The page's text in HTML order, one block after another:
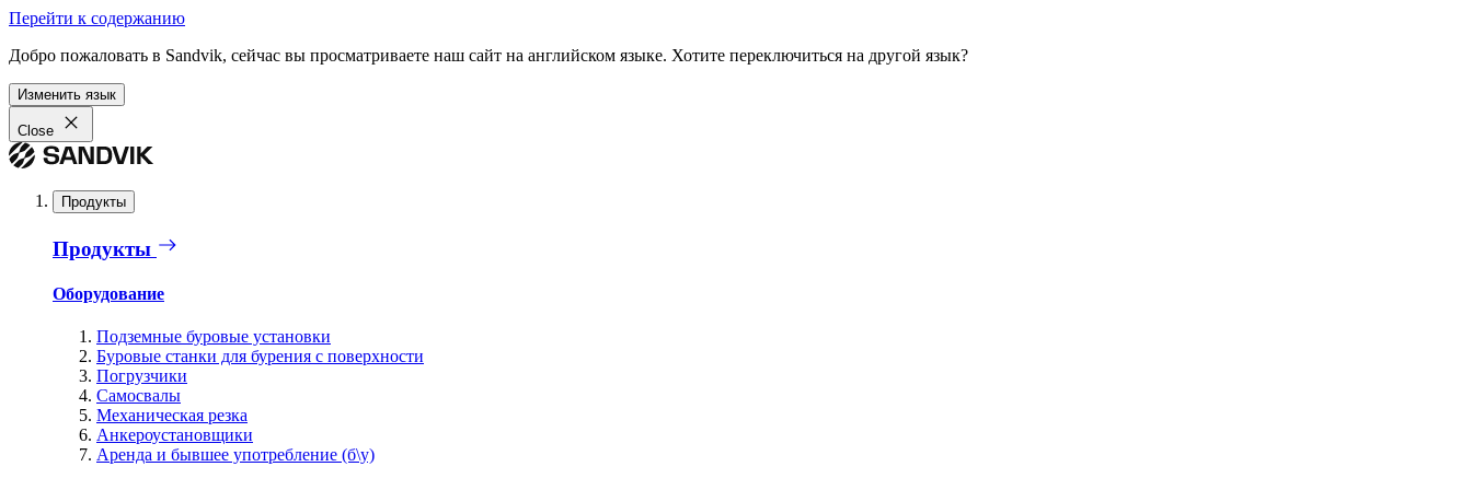
Перейти к содержанию
Добро пожаловать в Sandvik, сейчас вы просматриваете наш сайт на английском языке. Хотите переключиться на другой язык?
Изменить язык
Close
Продукты
Продукты
Оборудование
Подземные буровые установки
Буровые станки для бурения с поверхности
Погрузчики
Самосвалы
Механическая резка
Анкероустановщики
Аренда и бывшее употребление (б\у)